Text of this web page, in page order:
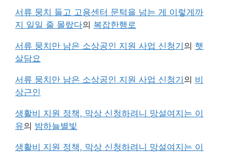
서류 뭉치 들고 고용센터 문턱을 넘는 게 이렇게까
지 일일 줄 몰랐다의 복잡한행로
서류 뭉치만 남은 소상공인 지원 사업 신청기 의 햇
살담요
서류 뭉치만 남은 소상공인 지원 사업 신청기 의 비
상근인
생활비 지원 정책, 막상 신청하려니 망설여지는 이
유의 밤하늘별빛
생활비 지원 정책, 막상 신청하려니 망설여지는 이